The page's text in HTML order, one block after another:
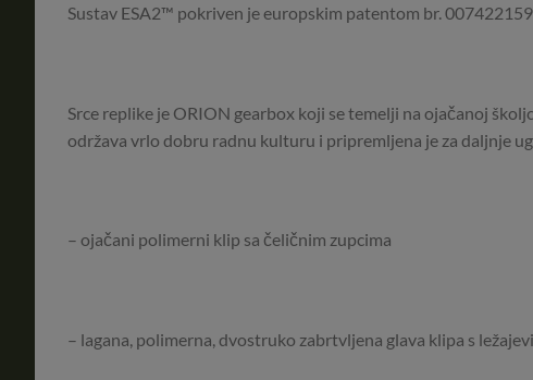
Sustav ESA2™ pokriven je europskim patentom br.
Srce replike je ORION gearbox koji se temelji na ojačanoj
održava vrlo dobru radnu kulturu i pripremljena je za daljnje
– ojačani polimerni klip sa čeličnim zupcima
– lagana, polimerna, dvostruko zabrtvljena glava klipa s